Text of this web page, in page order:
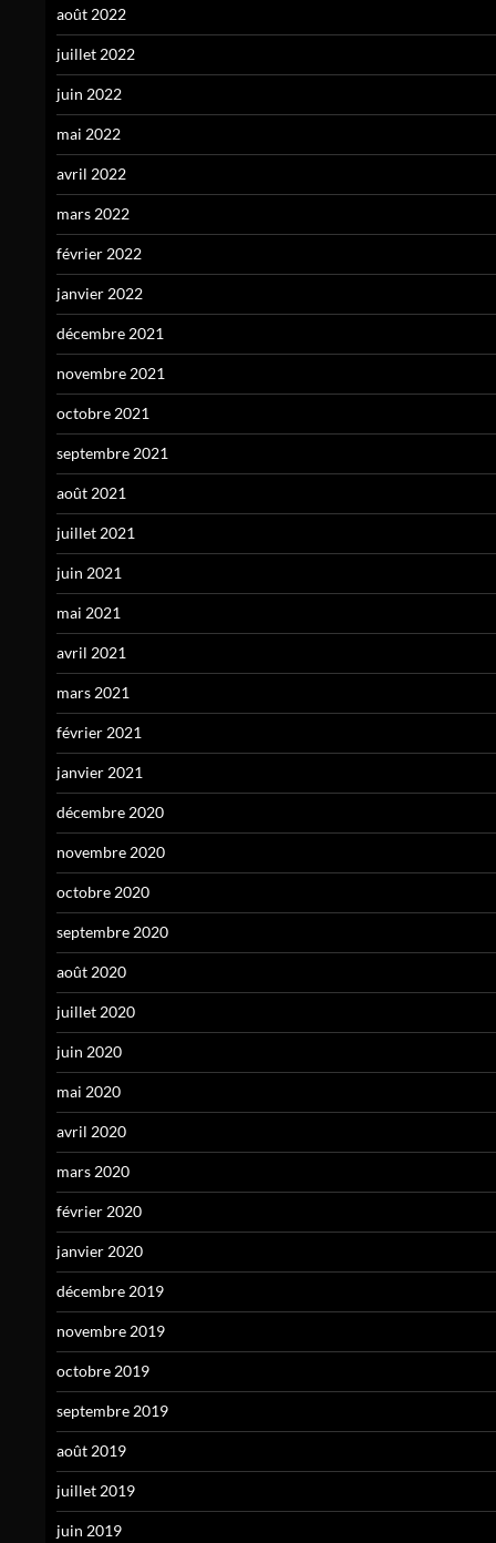
août 2022
juillet 2022
juin 2022
mai 2022
avril 2022
mars 2022
février 2022
janvier 2022
décembre 2021
novembre 2021
octobre 2021
septembre 2021
août 2021
juillet 2021
juin 2021
mai 2021
avril 2021
mars 2021
février 2021
janvier 2021
décembre 2020
novembre 2020
octobre 2020
septembre 2020
août 2020
juillet 2020
juin 2020
mai 2020
avril 2020
mars 2020
février 2020
janvier 2020
décembre 2019
novembre 2019
octobre 2019
septembre 2019
août 2019
juillet 2019
juin 2019